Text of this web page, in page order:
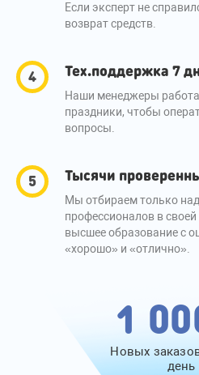
Если эксперт не
возврат средств.
Тех.поддержка 7
Наши менеджеры
праздники, чтобы
вопросы.
Тысячи
Мы отбираем только
профессионалов в
высшее образование с
«хорошо» и «отлично».
1
Новых
день